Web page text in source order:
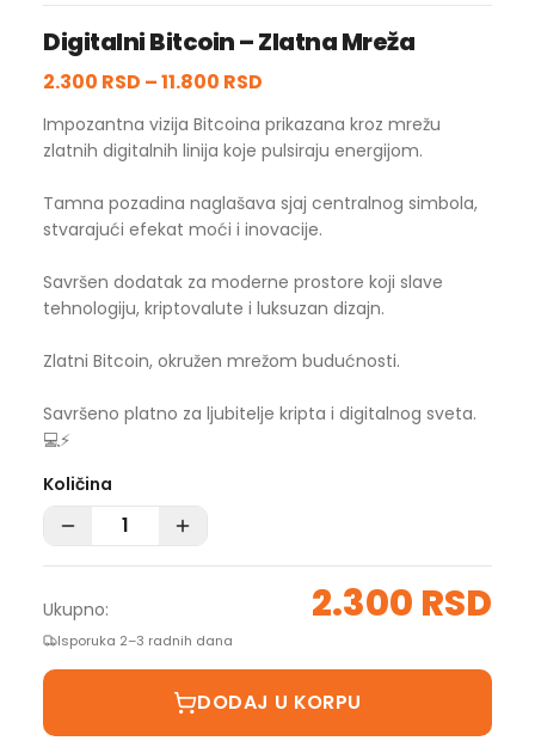
Digitalni Bitcoin – Zlatna Mreža
2.300 RSD –11.800 RSD
Impozantna vizija Bitcoina prikazana kroz mrežu
zlatnih digitalnih linija koje pulsiraju energijom.
Tamna pozadina naglašava sjaj centralnog simbola,
stvarajući efekat moći i inovacije.
Savršen dodatak za moderne prostore koji slave
tehnologiju, kriptovalute i luksuzan dizajn.
Zlatni Bitcoin, okružen mrežom budućnosti.
Savršeno platno za ljubitelje kripta i digitalnog sveta.
💻⚡
Količina
Ukupno: 2.300 RSD
Isporuka 2–3 radnih dana
DODAJ U KORPU